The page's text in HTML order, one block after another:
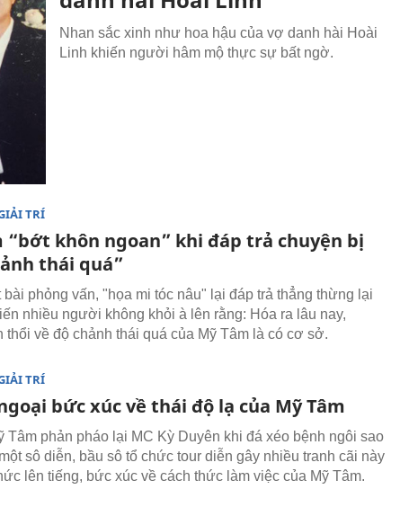
Nhan sắc xinh như hoa hậu của vợ danh hài Hoài
Linh khiến người hâm mộ thực sự bất ngờ.
TRÍ
“bớt khôn ngoan” khi đáp trả chuyện bị
thái quá”
bài phỏng vấn, "họa mi tóc nâu" lại đáp trả thẳng thừng lại
nhiều người không khỏi à lên rằng: Hóa ra lâu nay,
thổi về độ chảnh thái quá của Mỹ Tâm là có cơ sở.
TRÍ
bức xúc về thái độ lạ của Mỹ Tâm
Tâm phản pháo lại MC Kỳ Duyên khi đá xéo bệnh ngôi sao
sô diễn, bầu sô tổ chức tour diễn gây nhiều tranh cãi này
lên tiếng, bức xúc về cách thức làm việc của Mỹ Tâm.